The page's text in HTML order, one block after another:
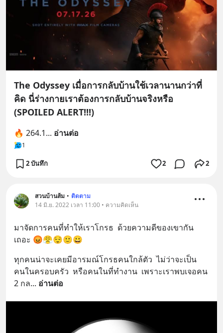
The Odyssey เมื่อการกลับบ้านใช้เวลานานกว่าที่
คิด นี่ร่างกายเราต้องการกลับบ้านจริงหรือ
(SPOILED ALERT!!!)
🔥 264.1... อ่านต่อ
1
2 บันทึก 2 2
สวนบ้านส้ม • ติดตาม
14 มิ.ย. 2022 เวลา 11:00 • ความคิดเห็น
มาจัดการคนที่ทำให้เราโกรธ  ด้วยความดีของเขากัน
เถอะ 😡😤😌🙂😀
ทุกคนน่าจะเคยมีอารมณ์โกรธคนใกล้ตัว  ไม่ว่าจะเป็น
คนในครอบครัว  หรือคนในที่ทำงาน  เพราะเราพบเจอคน
2 กล... อ่านต่อ